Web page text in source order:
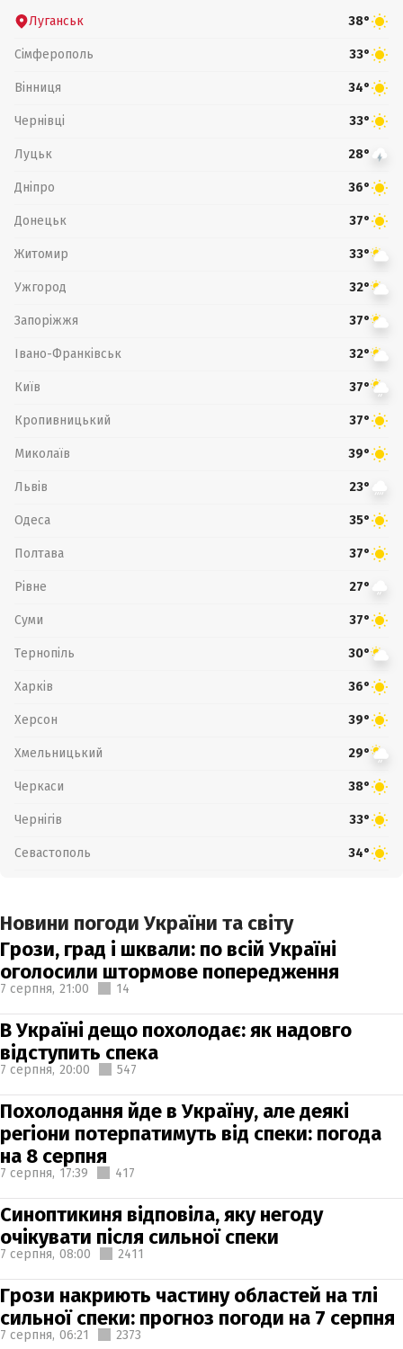
Луганськ 38°
Сімферополь 33°
Вінниця 34°
Чернівці 33°
Луцьк 28°
Дніпро 36°
Донецьк 37°
Житомир 33°
Ужгород 32°
Запоріжжя 37°
Івано-Франківськ 32°
Київ 37°
Кропивницький 37°
Миколаїв 39°
Львів 23°
Одеса 35°
Полтава 37°
Рівне 27°
Суми 37°
Тернопіль 30°
Харків 36°
Херсон 39°
Хмельницький 29°
Черкаси 38°
Чернігів 33°
Севастополь 34°
Новини погоди України та світу
Грози, град і шквали: по всій Україні
оголосили штормове попередження
7 серпня, 21:00 14
В Україні дещо похолодає: як надовго
відступить спека
7 серпня, 20:00 547
Похолодання йде в Україну, але деякі
регіони потерпатимуть від спеки: погода
на 8 серпня
7 серпня, 17:39 417
Синоптикиня відповіла, яку негоду
очікувати після сильної спеки
7 серпня, 08:00 2411
Грози накриють частину областей на тлі
сильної спеки: прогноз погоди на 7 серпня
7 серпня, 06:21 2373